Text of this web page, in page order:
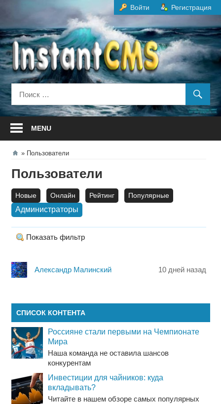
содержанию
Войти Регистрация
MENU
Пользователи
Пользователи
Новые Онлайн Рейтинг Популярные
Администраторы
Показать фильтр
Александр Малинский 10 дней назад
СПИСОК КОНТЕНТА
Россияне стали первыми на Чемпионате
Мира
Наша команда не оставила шансов
конкурентам
Инвестиции для чайников: куда
вкладывать?
Читайте в нашем обзоре самых популярных